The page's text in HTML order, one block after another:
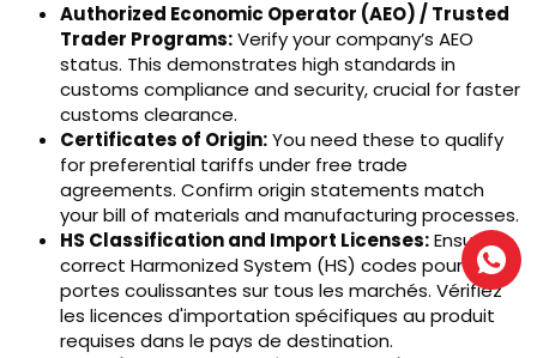
Authorized Economic Operator (AEO) / Trusted
Trader Programs:Verify your company’s AEO
status. This demonstrates high standards in
customs compliance and security,crucial for faster
customs clearance.
Certificates of Origin:You need these to qualify
for preferential tariffs under free trade
agreements. Confirm origin statements match
your bill of materials and manufacturing processes.
HS Classification and Import Licenses:Ensure
correct Harmonized System (HS) codes pour vos
portes coulissantes sur tous les marchés. Vérifiez
les licences d'importation spécifiques au produit
requises dans le pays de destination.